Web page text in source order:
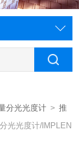
分光光度计 >推
光光度计/IMPLEN